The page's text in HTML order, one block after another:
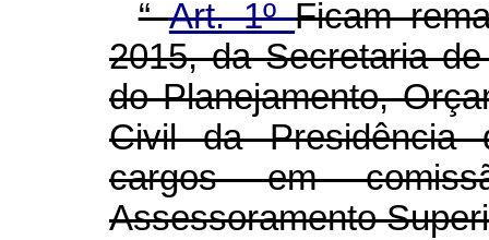
“Art. 1ºFicam
2015, da Secretaria
do Planejamento,
Civil da Presidência
cargos em
Assessoramento